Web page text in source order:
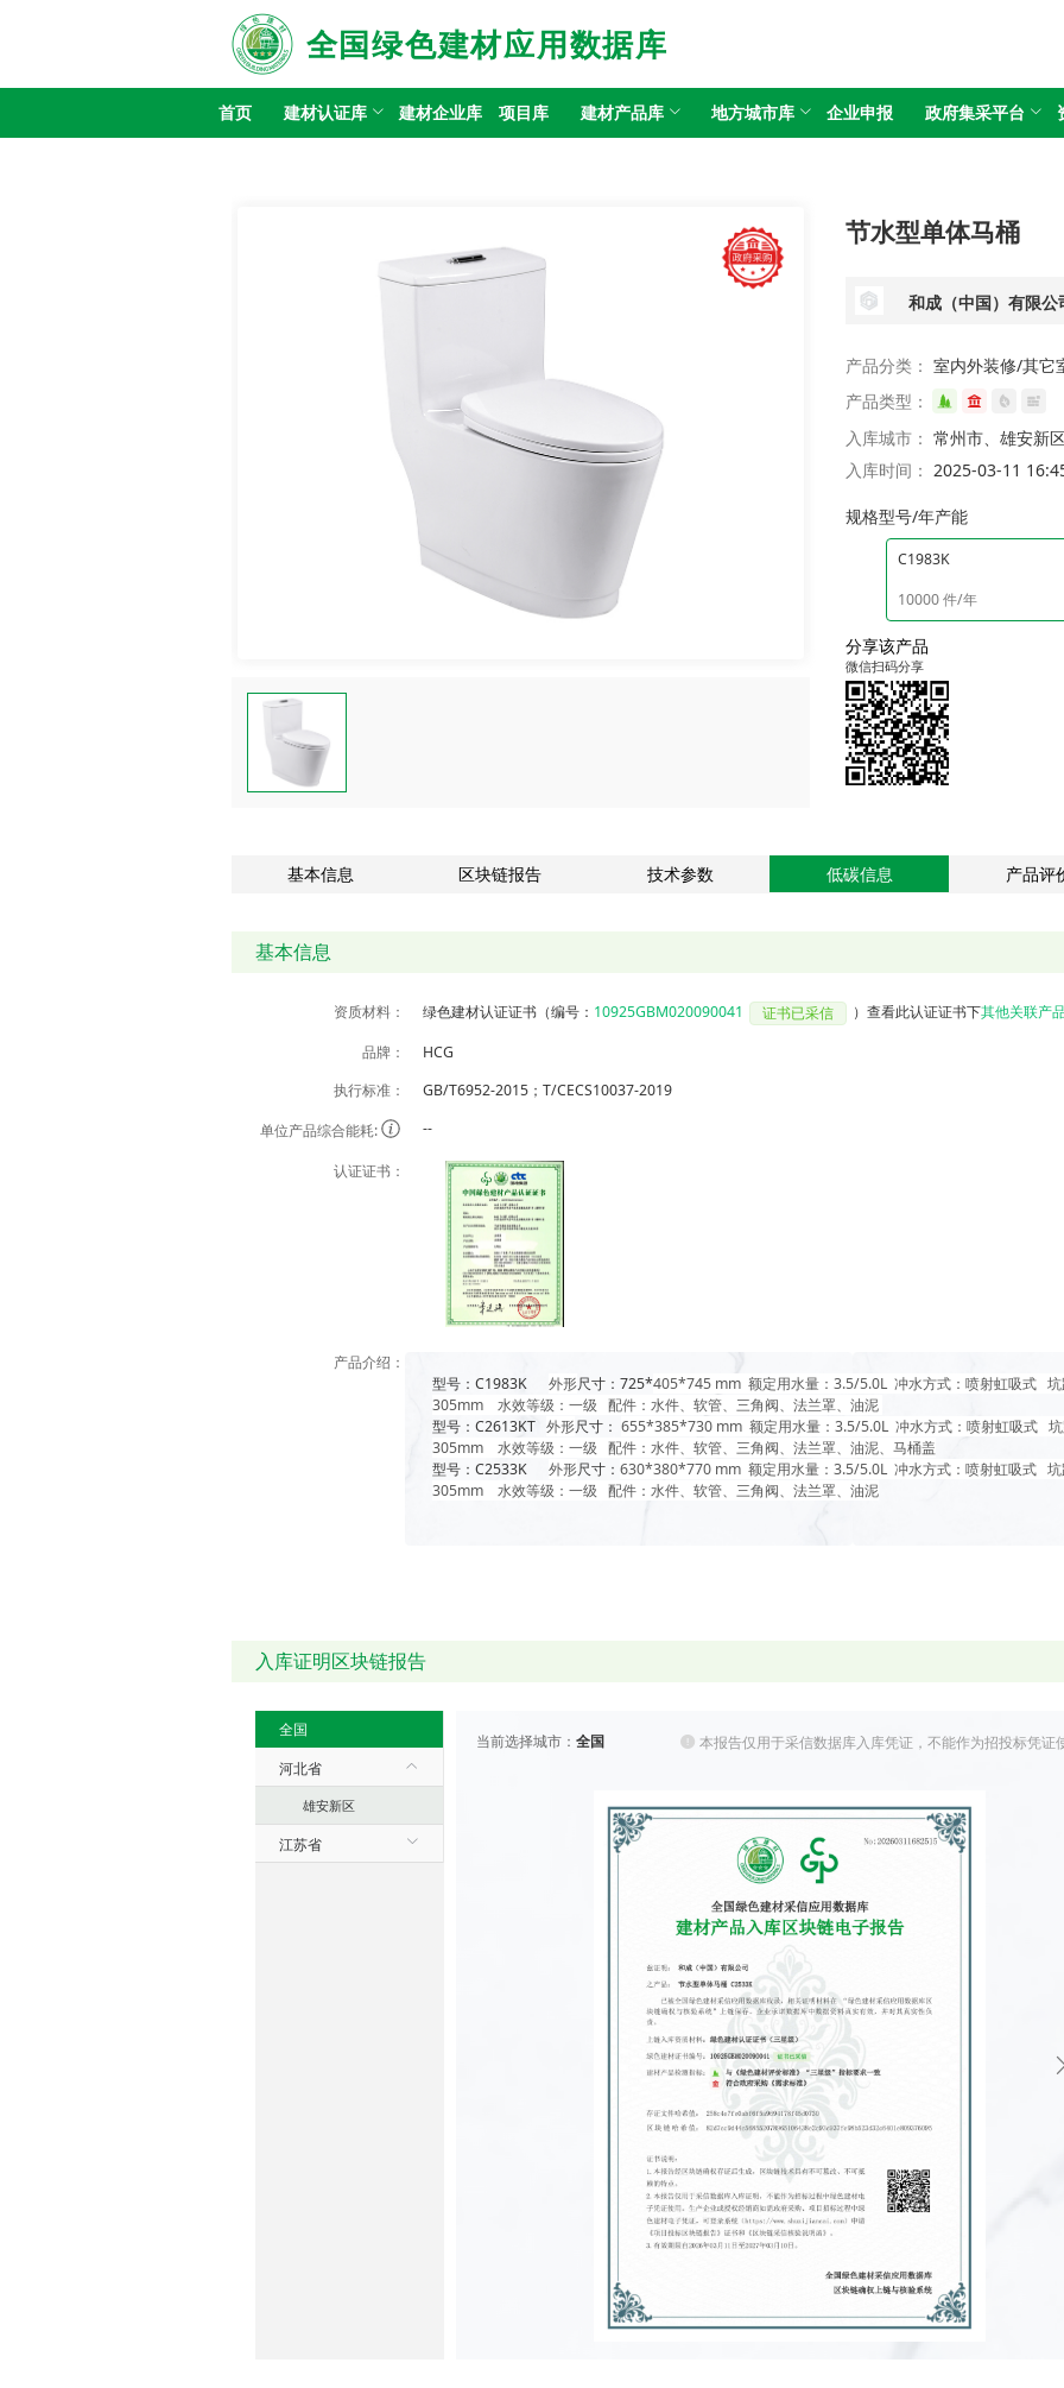
全国绿色建材应用数据库
首页 建材认证库 建材企业库 项目库 建材产品库 地方城市库 企业申报 政府集采平台
节水型单体马桶
和成（中国）有限公
产品分类： 室内外装修/其它
产品类型：
入库城市： 常州市、雄安新
入库时间： 2025-03-11
规格型号/年产能
C1983K
10000 件/年
分享该产品
微信扫码分享
基本信息 区块链报告 技术参数 低碳信息 产品评
基本信息
资质材料： 绿色建材认证证书（编号： 10925GBM020090041 证书已采信 ） 查看此认证证书下其他关联产
品牌：
HCG
执行标准：
GB/T6952-2015；T/CECS10037-2019
单位产品综合能耗:
--
认证证书：
产品介绍：
型号：C1983K外形尺寸：725*405*745 mm 额定用水量：3.5/5.0L 冲水方式：喷射虹吸式 坑
305mm 水效等级：一级 配件：水件、软管、三角阀、法兰罩、油泥
型号：C2613KT外形尺寸：655*385*730 mm 额定用水量：3.5/5.0L 冲水方式：喷射虹吸式
305mm 水效等级：一级 配件：水件、软管、三角阀、法兰罩、油泥、马桶盖
型号：C2533K外形尺寸：630*380*770 mm 额定用水量：3.5/5.0L 冲水方式：喷射虹吸式 坑
305mm 水效等级：一级 配件：水件、软管、三角阀、法兰罩、油泥
入库证明区块链报告
全国
河北省
雄安新区
江苏省
当前选择城市：全国 本报告仅用于采信数据库入库凭证，不能作为招投标凭证